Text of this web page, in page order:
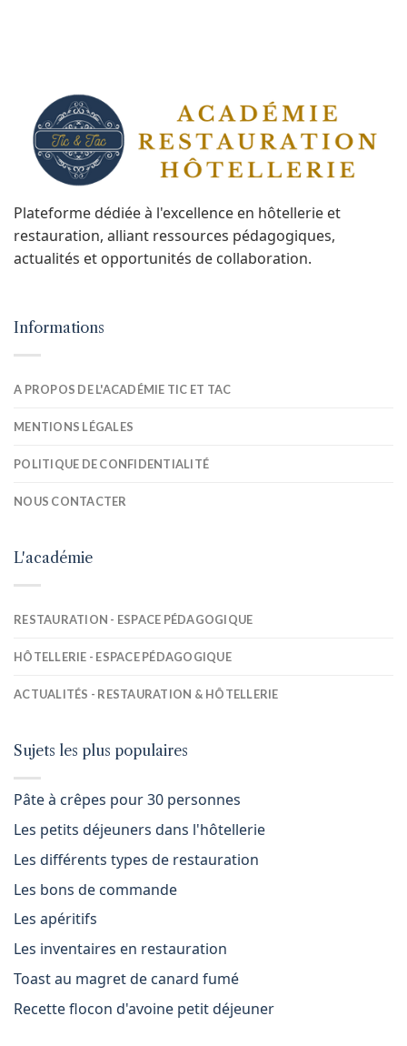
Plateforme dédiée à l'excellence en hôtellerie et
restauration, alliant ressources pédagogiques,
actualités et opportunités de collaboration.
Informations
A PROPOS DE L'ACADÉMIE TIC ET TAC
MENTIONS LÉGALES
POLITIQUE DE CONFIDENTIALITÉ
NOUS CONTACTER
L'académie
RESTAURATION - ESPACE PÉDAGOGIQUE
HÔTELLERIE - ESPACE PÉDAGOGIQUE
ACTUALITÉS - RESTAURATION & HÔTELLERIE
Sujets les plus populaires
Pâte à crêpes pour 30 personnes
Les petits déjeuners dans l'hôtellerie
Les différents types de restauration
Les bons de commande
Les apéritifs
Les inventaires en restauration
Toast au magret de canard fumé
Recette flocon d'avoine petit déjeuner